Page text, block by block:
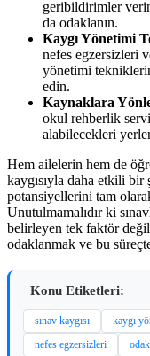
geribildirimler
da odaklanın.
Kaygı Yönetimi
nefes egzersizleri
yönetimi
edin.
Kaynaklara
okul rehberlik
alabilecekleri
Hem ailelerin hem de
kaygısıyla daha etkili bir
potansiyellerini tam
Unutulmamalıdır ki
belirleyen tek faktör
odaklanmak ve bu
Konu Etiketleri:
sınav kaygısı kaygı
nefes egzersizleri